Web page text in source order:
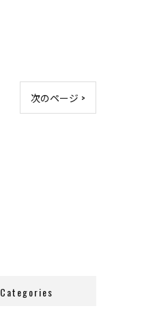
次のページ >
Categories